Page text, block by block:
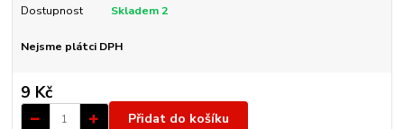
Dostupnost Skladem 2
Nejsme plátci DPH
9 Kč
Přidat do košíku